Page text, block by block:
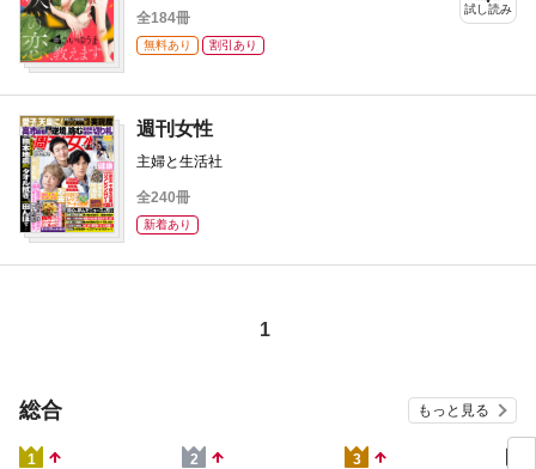
全184冊
無料あり 割引あり
試し読み
週刊女性
主婦と生活社
全240冊
新着あり
1
総合 もっと見る
1 2 3